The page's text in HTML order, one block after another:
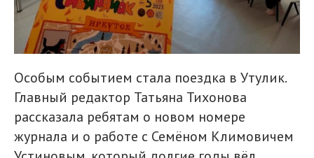
Особым событием стала поездка в Утулик.
Главный редактор Татьяна Тихонова
рассказала ребятам о новом номере
журнала и о работе с Семёном Климовичем